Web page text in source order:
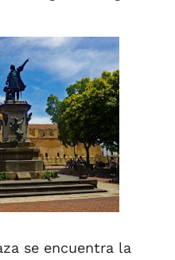
se encuentra la